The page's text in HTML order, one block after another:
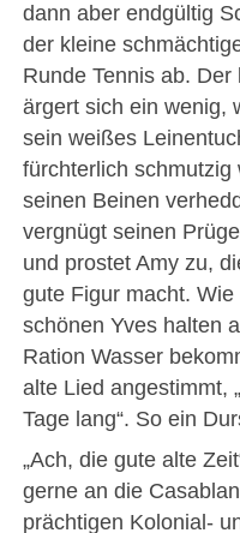
dann aber endgültig
der kleine
Runde Tennis ab.
ärgert sich ein wenig,
sein weißes
fürchterlich schmutzig
seinen Beinen
vergnügt seinen
und prostet Amy zu,
gute Figur macht.
schönen Yves halten
Ration Wasser
alte Lied angestimmt,
Tage lang“. So ein
„Ach, die gute alte
gerne an die
prächtigen Kolonial-